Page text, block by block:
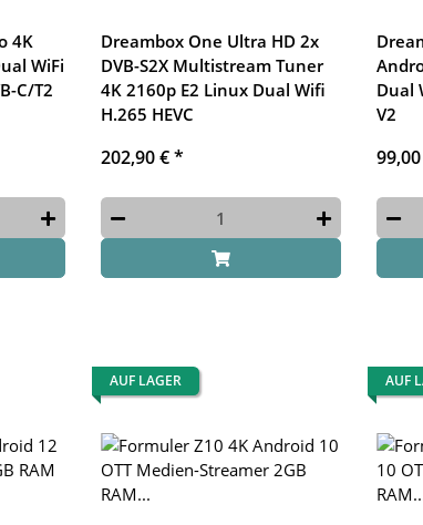
4K
WiFi
C/T2
Dreambox One Ultra HD 2x
DVB-S2X Multistream Tuner
4K 2160p E2 Linux Dual Wifi
H.265 HEVC
202,90 €*
Dual
V2
AUF LAGER AUF